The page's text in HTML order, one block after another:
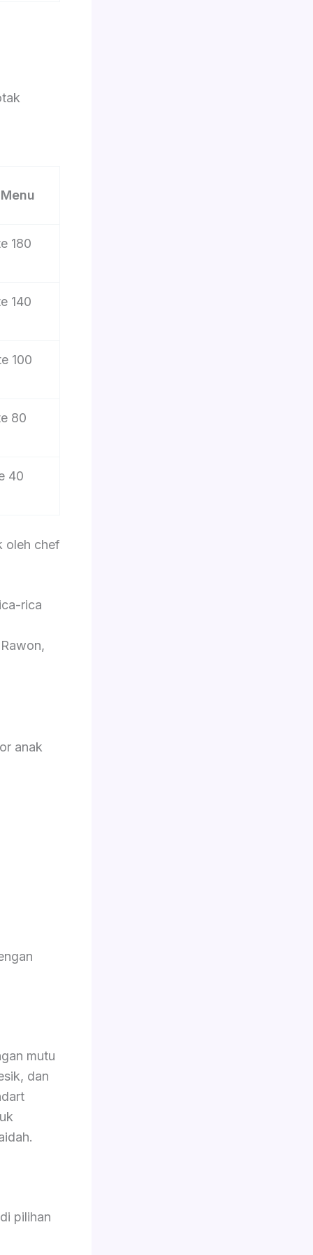
180
140
100
80
40
oleh chef
rica
anak
mutu
dan
pilihan